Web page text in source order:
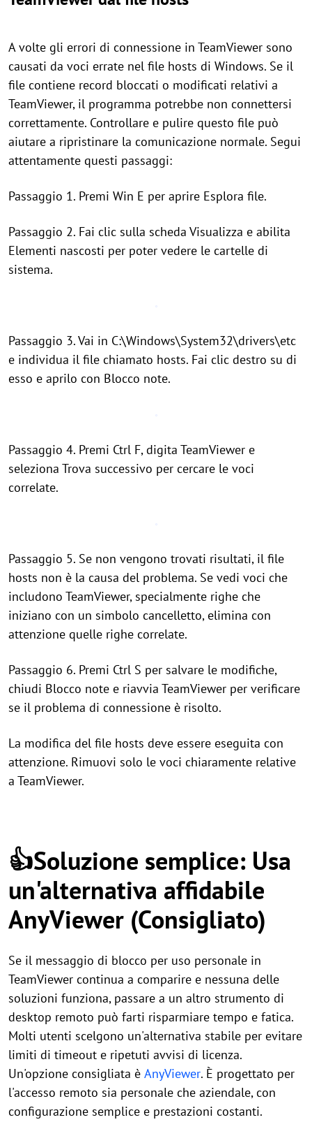
A volte gli errori di connessione in TeamViewer sono
causati da voci errate nel file hosts di Windows. Se il
file contiene record bloccati o modificati relativi a
TeamViewer, il programma potrebbe non connettersi
correttamente. Controllare e pulire questo file può
aiutare a ripristinare la comunicazione normale. Segui
attentamente questi passaggi:
Passaggio 1. Premi Win E per aprire Esplora file.
Passaggio 2. Fai clic sulla scheda Visualizza e abilita
Elementi nascosti per poter vedere le cartelle di
sistema.
Passaggio 3. Vai in C:\Windows\System32\drivers\etc
e individua il file chiamato hosts. Fai clic destro su di
esso e aprilo con Blocco note.
Passaggio 4. Premi Ctrl F, digita TeamViewer e
seleziona Trova successivo per cercare le voci
correlate.
Passaggio 5. Se non vengono trovati risultati, il file
hosts non è la causa del problema. Se vedi voci che
includono TeamViewer, specialmente righe che
iniziano con un simbolo cancelletto, elimina con
attenzione quelle righe correlate.
Passaggio 6. Premi Ctrl S per salvare le modifiche,
chiudi Blocco note e riavvia TeamViewer per verificare
se il problema di connessione è risolto.
La modifica del file hosts deve essere eseguita con
attenzione. Rimuovi solo le voci chiaramente relative
a TeamViewer.
👍Soluzione semplice: Usa
un'alternativa affidabile
AnyViewer (Consigliato)
Se il messaggio di blocco per uso personale in
TeamViewer continua a comparire e nessuna delle
soluzioni funziona, passare a un altro strumento di
desktop remoto può farti risparmiare tempo e fatica.
Molti utenti scelgono un'alternativa stabile per evitare
limiti di timeout e ripetuti avvisi di licenza.
Un'opzione consigliata è AnyViewer. È progettato per
l'accesso remoto sia personale che aziendale, con
configurazione semplice e prestazioni costanti.